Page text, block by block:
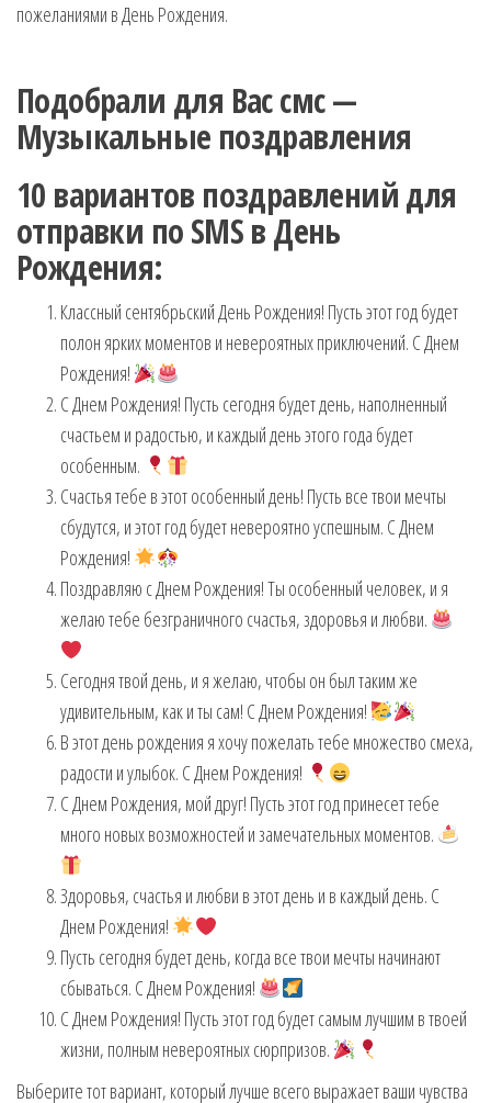
пожеланиями в День Рождения.
Подобрали для Вас смс —
Музыкальные поздравления
10 вариантов поздравлений для
отправки по SMS в День
Рождения:
Классный сентябрьский День Рождения! Пусть этот год будет
полон ярких моментов и невероятных приключений. С Днем
Рождения!
С Днем Рождения! Пусть сегодня будет день, наполненный
счастьем и радостью, и каждый день этого года будет
особенным.
Счастья тебе в этот особенный день! Пусть все твои мечты
сбудутся, и этот год будет невероятно успешным. С Днем
Рождения!
Поздравляю с Днем Рождения! Ты особенный человек, и я
желаю тебе безграничного счастья, здоровья и любви.
Сегодня твой день, и я желаю, чтобы он был таким же
удивительным, как и ты сам! С Днем Рождения!
В этот день рождения я хочу пожелать тебе множество смеха,
радости и улыбок. С Днем Рождения!
С Днем Рождения, мой друг! Пусть этот год принесет тебе
много новых возможностей и замечательных моментов.
Здоровья, счастья и любви в этот день и в каждый день. С
Днем Рождения!
Пусть сегодня будет день, когда все твои мечты начинают
сбываться. С Днем Рождения!
С Днем Рождения! Пусть этот год будет самым лучшим в твоей
жизни, полным невероятных сюрпризов.
Выберите тот вариант, который лучше всего выражает ваши чувства